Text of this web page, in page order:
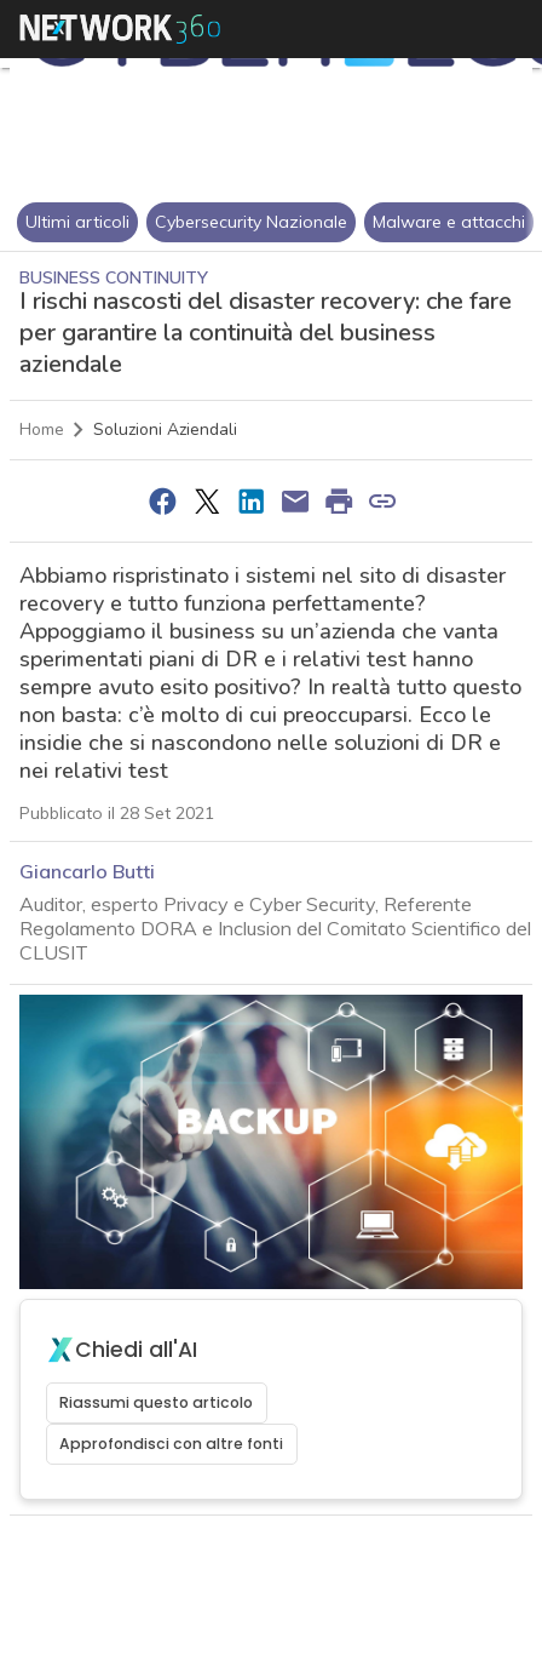
Ultimi articoli Cybersecurity Nazionale Malware e attacchi
BUSINESS CONTINUITY
I rischi nascosti del disaster recovery: che fare
per garantire la continuità del business
aziendale
Home Soluzioni Aziendali
Abbiamo rispristinato i sistemi nel sito di disaster
recovery e tutto funziona perfettamente?
Appoggiamo il business su un’azienda che vanta
sperimentati piani di DR e i relativi test hanno
sempre avuto esito positivo? In realtà tutto questo
non basta: c’è molto di cui preoccuparsi. Ecco le
insidie che si nascondono nelle soluzioni di DR e
nei relativi test
Pubblicato il 28 Set 2021
Giancarlo Butti
Auditor, esperto Privacy e Cyber Security, Referente
Regolamento DORA e Inclusion del Comitato Scientifico del
CLUSIT
Chiedi all'AI
Riassumi questo articolo
Approfondisci con altre fonti